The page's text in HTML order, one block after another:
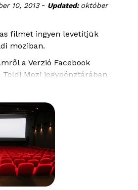
10, 2013 - Updated:október
filmet ingyen levetítjük
moziban.
a Verzió Facebook
Toldi Mozi jegypénztárában